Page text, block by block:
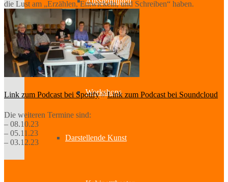
Aussteller
Workshops
Darstellende Kunst
die Lust am „Erzählen, Entwickeln, und Schreiben“ haben.
Link zum Podcast bei Spotify//Link zum Podcast bei Soundcloud
Die weiteren Termine sind:
– 08.10.23
– 05.11.23
– 03.12.23